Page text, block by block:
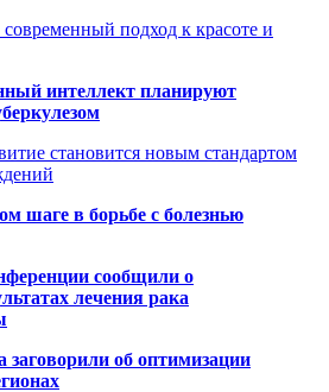
современный подход к красоте и
интеллект планируют
становится новым стандартом
шаге в борьбе с болезнью
сообщили о
лечения рака
заговорили об оптимизации